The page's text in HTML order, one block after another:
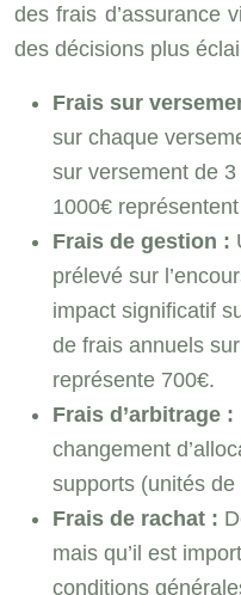
des frais d’assurance
des décisions plus
Frais sur
sur chaque
sur versement de
1000€
Frais de gestion :
prélevé sur
impact significatif
de frais annuels
représente 700€.
Frais d’arbitrage :
changement
supports (unités de
Frais de rachat :
mais qu’il est
conditions